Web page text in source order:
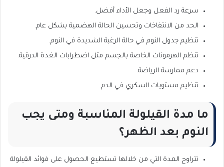
سرعة رد الفعل وجعل الأداء أفضل.
الحد من الانتفاخات وتحسين الحالة الهضمية بشكل عام.
تنظيم جدول النوم في حالة الرغبة الشديدة في النوم.
تنظم الهرمونات الخاصة بالجسم مثل اضطرابات الغدة الدرقية.
دعم ممارسة الرياضة.
تنظيم مستويات السكري في الدم.
ما مدة القيلولة المناسبة ومتى يجب
النوم بعد الظهر؟
تتراوح المدة التي من خلالها تستطيع الحصول على فوائد القيلولة